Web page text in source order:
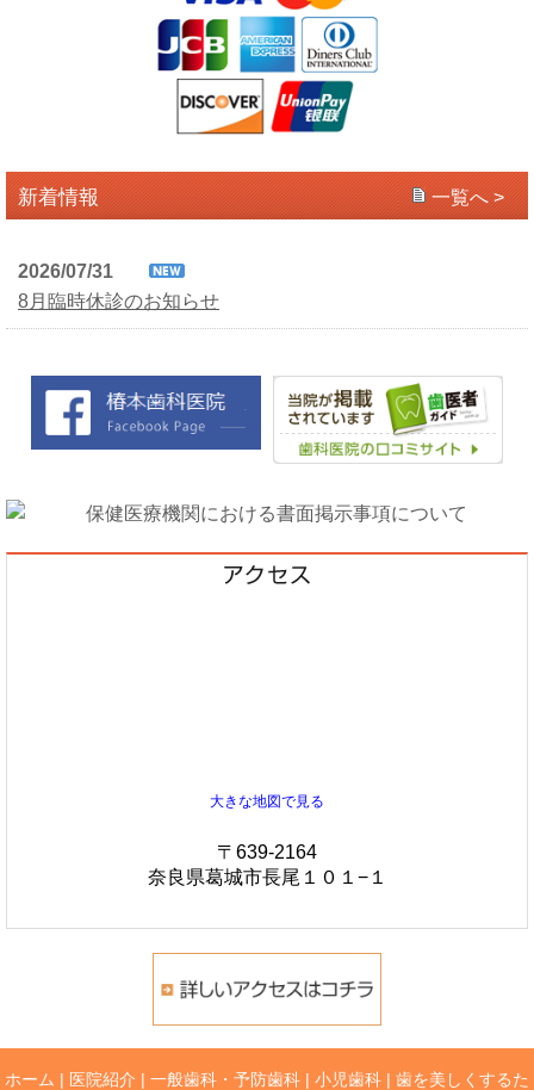
新着情報 一覧へ >
2026/07/31
8月臨時休診のお知らせ
大きな地図で見る
〒639-2164
奈良県葛城市長尾１０１−１
ホーム | 医院紹介 | 一般歯科・予防歯科 | 小児歯科 | 歯を美しくするた